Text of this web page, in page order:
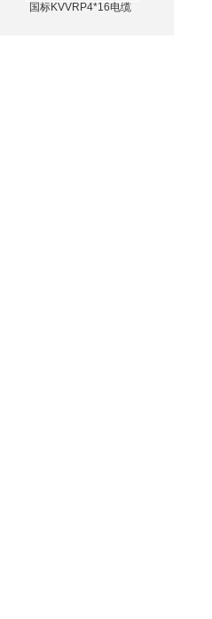
国标KVVRP4*16电缆